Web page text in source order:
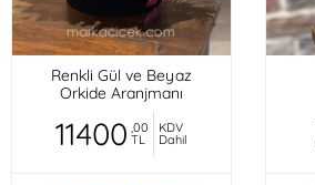
Renkli Gül ve Beyaz
Orkide Aranjmanı
11400 ,00
TL
KDV
Dahil